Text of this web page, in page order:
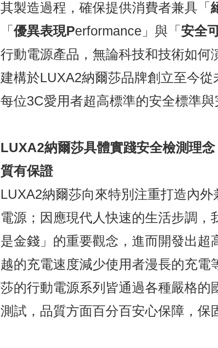
其製造過程，確保提供消費者兼具「
「 優異表現Performance」與「 安全
行動電源產品，無論科技和技術如何
建構於LUXA2納爾莎品牌創立至今
每位3C愛用者超高標準的安全標準
LUXA2納爾莎具體實踐安全檢測理念
質有保證
LUXA2納爾莎向來特別注重打造內
電源；因應現代人快速的生活步調，
是金錢」的重要觀念，進而開發出超
越的充電速度減少使用者漫長的充電
莎的行動電源系列皆通過各種嚴格的
測試，品質方面百分百安心保障，保